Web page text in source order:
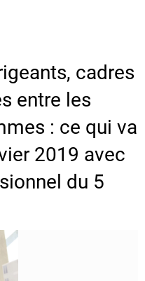
cadres
entre les
: ce qui va
2019 avec
du 5